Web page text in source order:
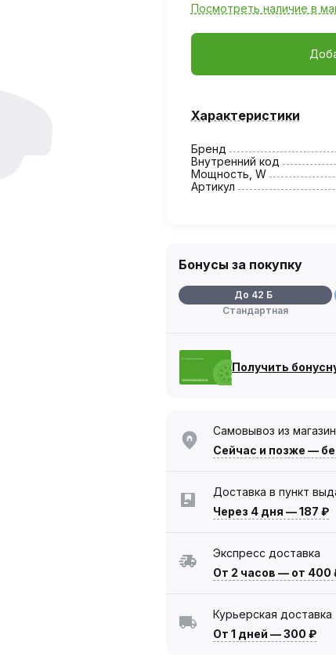
Посмотреть наличие в
Характеристики
Бренд
Внутренний код
Мощность, W
Артикул
Бонусы за покупку
До 42 Б
Стандартная
Получить
Самовывоз из
Сейчас и позже —
Доставка в пункт
Через 4 дня —187 ₽
Экспресс доставка
От 2 часов — от 400
Курьерская доставка
От 1 дней —300 ₽